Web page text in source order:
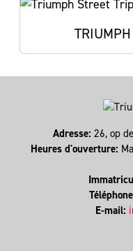
Adresse: 26, op
Heures d'ouverture:
E-mail: